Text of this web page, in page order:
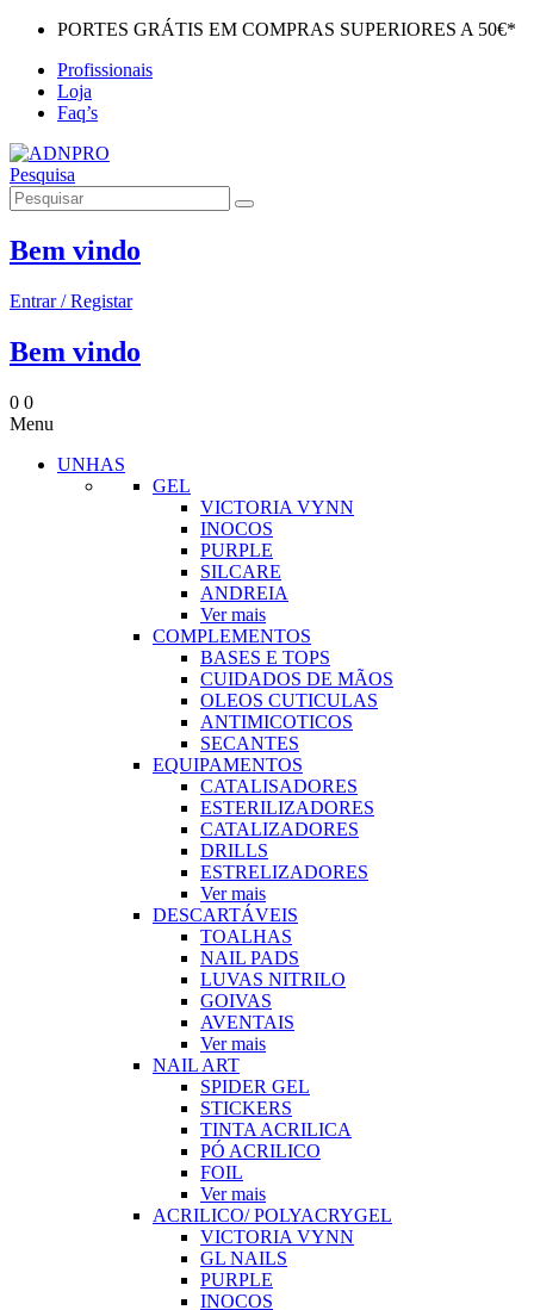
PORTES GRÁTIS EM COMPRAS SUPERIORES A 50€*
Profissionais
Loja
Faq’s
Pesquisa
Bem vindo
Entrar / Registar
Bem vindo
0 0
Menu
UNHAS
GEL
VICTORIA VYNN
INOCOS
PURPLE
SILCARE
ANDREIA
Ver mais
COMPLEMENTOS
BASES E TOPS
CUIDADOS DE MÃOS
OLEOS CUTICULAS
ANTIMICOTICOS
SECANTES
EQUIPAMENTOS
CATALISADORES
ESTERILIZADORES
CATALIZADORES
DRILLS
ESTRELIZADORES
Ver mais
DESCARTÁVEIS
TOALHAS
NAIL PADS
LUVAS NITRILO
GOIVAS
AVENTAIS
Ver mais
NAIL ART
SPIDER GEL
STICKERS
TINTA ACRILICA
PÓ ACRILICO
FOIL
Ver mais
ACRILICO/ POLYACRYGEL
VICTORIA VYNN
GL NAILS
PURPLE
INOCOS